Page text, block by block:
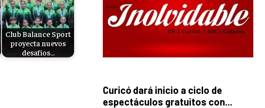
Club Balance Sport
proyecta nuevos
desafíos…
Curicó dará inicio a ciclo de
espectáculos gratuitos con...